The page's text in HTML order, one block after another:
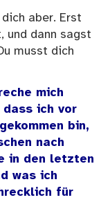
aber. Erst
und dann sagst
musst dich
mich
ich vor
bin,
nach
in den letzten
was ich
für